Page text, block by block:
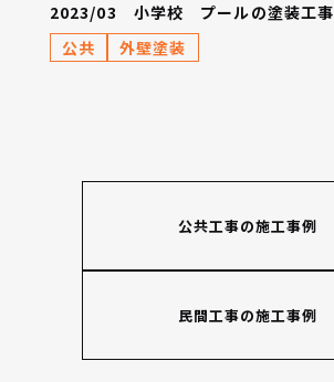
2023/03 小学校 プールの塗装工事
公共
外壁塗装
公共工事の施工事例
民間工事の施工事例